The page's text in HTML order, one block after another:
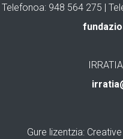
Telefonoa: 948 564 275 |
Gure lizentzia: